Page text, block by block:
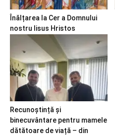
Înălțarea la Cer a Domnului
nostru Iisus Hristos
Recunoștință și
binecuvântare pentru mamele
dătătoare de viață – din